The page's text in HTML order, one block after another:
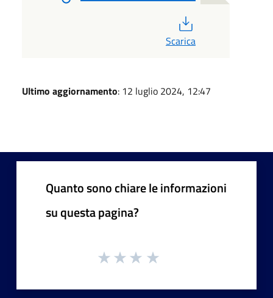
Scarica
Ultimo aggiornamento: 12 luglio 2024, 12:47
Quanto sono chiare le informazioni
su questa pagina?